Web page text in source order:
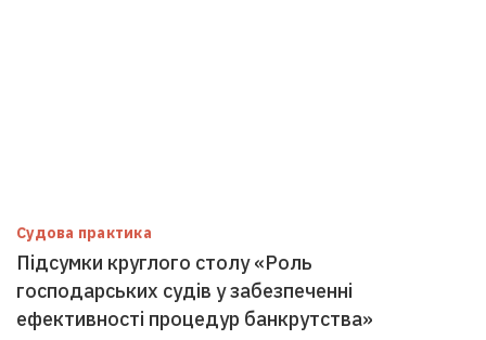
Судова практика
Підсумки круглого столу «Роль
господарських судів у забезпеченні
ефективності процедур банкрутства»